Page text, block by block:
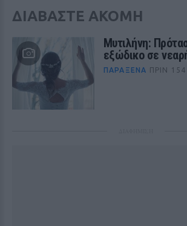
ΔΙΑΒΑΣΤΕ ΑΚΟΜΗ
Μυτιλήνη:
εξώδικο σε
ΠΑΡΆΞΕΝΑ ΠΡΙΝ